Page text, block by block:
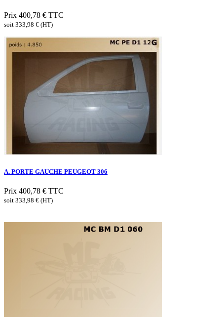
Prix 400,78 € TTC
soit 333,98 € (HT)
A. PORTE GAUCHE PEUGEOT 306
Prix 400,78 € TTC
soit 333,98 € (HT)